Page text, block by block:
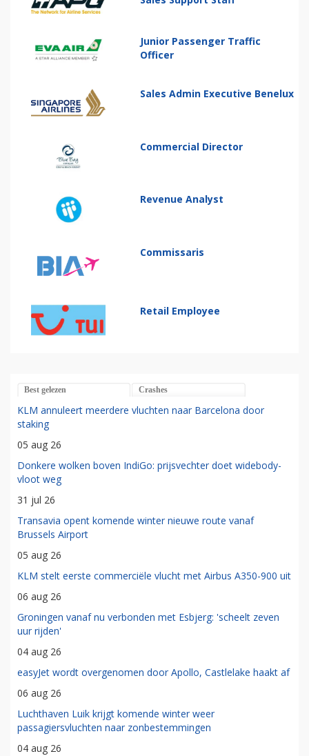
Junior Passenger Traffic
Officer
Sales Admin Executive Benelux
Commercial Director
Revenue Analyst
Commissaris
Retail Employee
Best gelezen Crashes
KLM annuleert meerdere vluchten naar Barcelona door
staking
05 aug 26
Donkere wolken boven IndiGo: prijsvechter doet widebody-
vloot weg
31 jul 26
Transavia opent komende winter nieuwe route vanaf
Brussels Airport
05 aug 26
KLM stelt eerste commerciële vlucht met Airbus A350-900 uit
06 aug 26
Groningen vanaf nu verbonden met Esbjerg: 'scheelt zeven
uur rijden'
04 aug 26
easyJet wordt overgenomen door Apollo, Castlelake haakt af
06 aug 26
Luchthaven Luik krijgt komende winter weer
passagiersvluchten naar zonbestemmingen
04 aug 26